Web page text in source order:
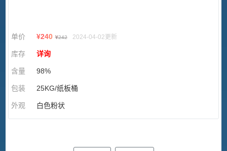
单价 ¥240 ¥242 2024-04-02更新
库存 详询
含量 98%
包装 25KG/纸板桶
外观 白色粉状